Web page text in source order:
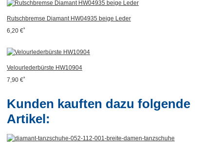
Rutschbremse Diamant HW04935 beige Leder
6,20 €*
Velourlederbürste HW10904
7,90 €*
Kunden kauften dazu folgende
Artikel: